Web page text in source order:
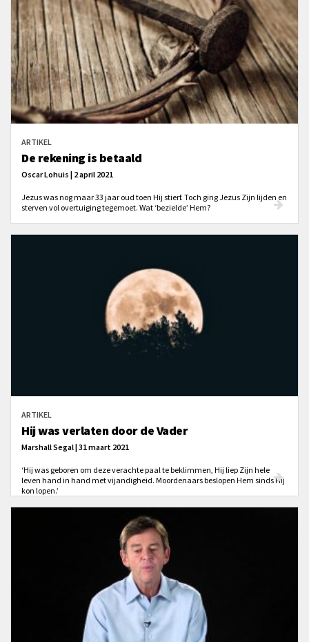
ARTIKEL
De rekening is betaald
Oscar Lohuis | 2 april 2021
Jezus was nog maar 33 jaar oud toen Hij stierf. Toch ging Jezus Zijn lijden en
sterven vol overtuiging tegemoet. Wat ‘bezielde’ Hem?
ARTIKEL
Hij was verlaten door de Vader
Marshall Segal | 31 maart 2021
‘Hij was geboren om deze verachte paal te beklimmen, Hij liep Zijn hele
leven hand in hand met vijandigheid. Moordenaars beslopen Hem sinds Hij
kon lopen.’